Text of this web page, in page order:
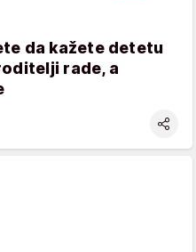
da kažete detetu
rade, a